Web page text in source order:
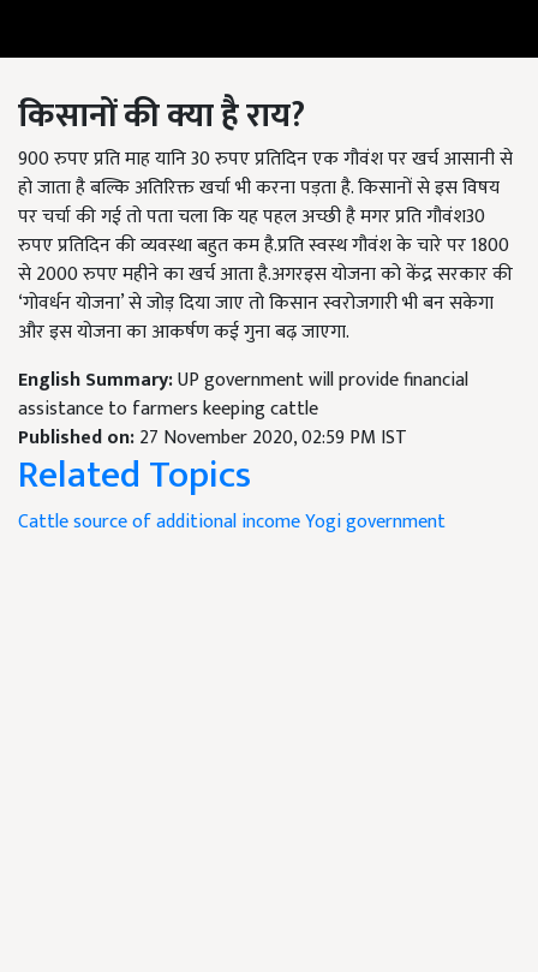
किसानों की क्या है राय?
900 रुपए प्रति माह यानि 30 रुपए प्रतिदिन एक गौवंश पर खर्च आसानी से
हो जाता है बल्कि अतिरिक्त खर्चा भी करना पड़ता है. किसानों से इस विषय
पर चर्चा की गई तो पता चला कि यह पहल अच्छी है मगर प्रति गौवंश30
रुपए प्रतिदिन की व्यवस्था बहुत कम है.प्रति स्वस्थ गौवंश के चारे पर 1800
से 2000 रुपए महीने का खर्च आता है.अगरइस योजना को केंद्र सरकार की
‘गोवर्धन योजना’ से जोड़ दिया जाए तो किसान स्वरोजगारी भी बन सकेगा
और इस योजना का आकर्षण कई गुना बढ़ जाएगा.
English Summary:UP government will provide financial
assistance to farmers keeping cattle
Published on:27 November 2020, 02:59 PM IST
Related Topics
Cattlesource of additional incomeYogi government